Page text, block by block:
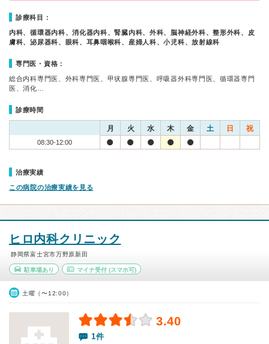
診療科目：
内科、循環器内科、消化器内科、腎臓内科、外科、脳神経外科、整形外科、皮
膚科、泌尿器科、眼科、耳鼻咽喉科、産婦人科、小児科、放射線科
専門医・資格：
総合内科専門医、外科専門医、甲状腺専門医、呼吸器外科専門医、循環器専門
医、消化…
診療時間
月 火 水 木 金 土 日 祝
08:30-12:00
治療実績
この病院の治療実績を見る
ヒロ内科クリニック
静岡県富士宮市万野原新田
駐車場あり マイナ受付(スマホ可)
土曜（〜12:00）
3.40
1件